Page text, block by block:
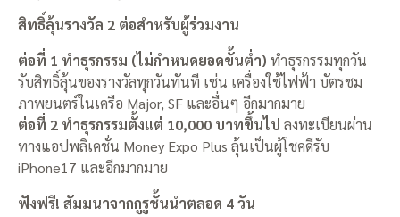
สิทธิ์ลุ้นรางวัล 2 ต่อสำหรับผู้ร่วมงาน
ต่อที่ 1 ทำธุรกรรม (ไม่กำหนดยอดขั้นต่ำ) ทำธุรกรรมทุกวัน
รับสิทธิ์ลุ้นของรางวัลทุกวันทันที เช่น เครื่องใช้ไฟฟ้า บัตรชม
ภาพยนตร์ในเครือ Major, SF และอื่นๆ อีกมากมาย
ต่อที่ 2 ทำธุรกรรมตั้งแต่ 10,000 บาทขึ้นไป ลงทะเบียนผ่าน
ทางแอปพลิเคชั่น Money Expo Plus ลุ้นเป็นผู้โชคดีรับ
iPhone17 และอีกมากมาย
ฟังฟรี! สัมมนาจากกูรูชั้นนำตลอด 4 วัน